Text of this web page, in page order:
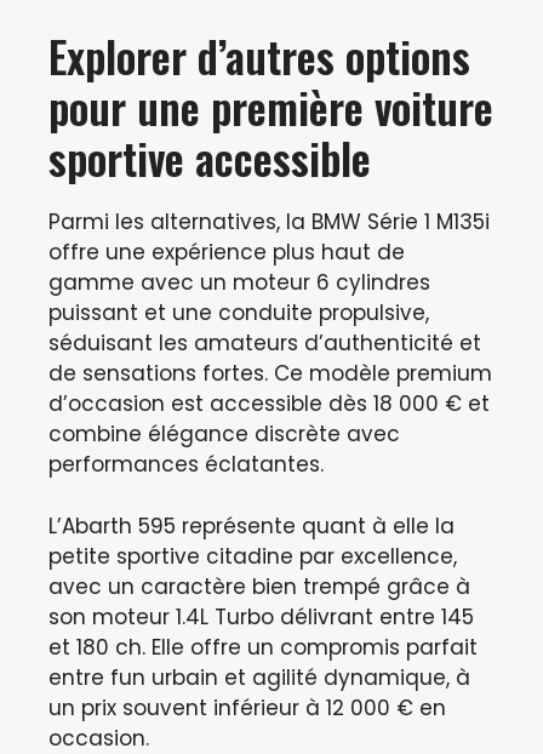
Explorer d’autres options
pour une première voiture
sportive accessible
Parmi les alternatives, la BMW Série 1 M135i
offre une expérience plus haut de
gamme avec un moteur 6 cylindres
puissant et une conduite propulsive,
séduisant les amateurs d’authenticité et
de sensations fortes. Ce modèle premium
d’occasion est accessible dès 18 000 € et
combine élégance discrète avec
performances éclatantes.
L’Abarth 595 représente quant à elle la
petite sportive citadine par excellence,
avec un caractère bien trempé grâce à
son moteur 1.4L Turbo délivrant entre 145
et 180 ch. Elle offre un compromis parfait
entre fun urbain et agilité dynamique, à
un prix souvent inférieur à 12 000 € en
occasion.